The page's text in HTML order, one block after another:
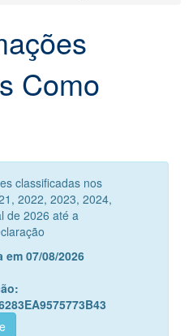
Como
classificadas nos
2022, 2023, 2024,
de 2026 até a
07/08/2026